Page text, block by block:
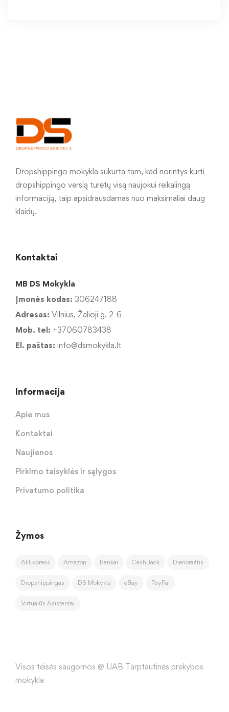
Dropshippingo mokykla sukurta tam, kad norintys kurti
dropshippingo verslą turėtų visą naujokui reikalingą
informaciją, taip apsidrausdamas nuo maksimaliai daug
klaidų.
Kontaktai
MB DS Mokykla
Įmonės kodas: 306247188
Adresas: Vilnius, Žalioji g. 2-6
Mob. tel: +37060783438
El. paštas: info@dsmokykla.lt
Informacija
Apie mus
Kontaktai
Naujienos
Pirkimo taisyklės ir sąlygos
Privatumo politika
Žymos
AliExpress Amazon Bankai CashBack Dienoraštis
Dropshippingas DS Mokykla eBay PayPal
Virtualūs Asistentai
Visos teisės saugomos @ UAB Tarptautinės prekybos
mokykla